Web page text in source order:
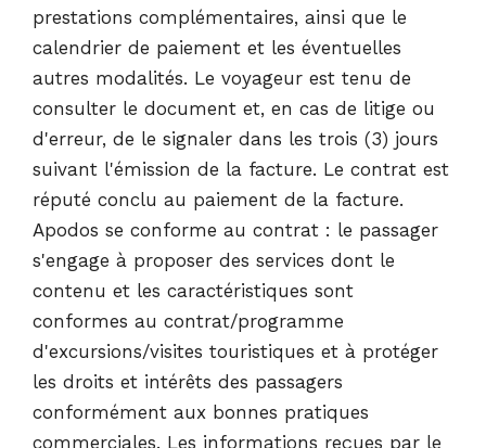
prestations complémentaires, ainsi que le
calendrier de paiement et les éventuelles
autres modalités. Le voyageur est tenu de
consulter le document et, en cas de litige ou
d'erreur, de le signaler dans les trois (3) jours
suivant l'émission de la facture. Le contrat est
réputé conclu au paiement de la facture.
Apodos se conforme au contrat : le passager
s'engage à proposer des services dont le
contenu et les caractéristiques sont
conformes au contrat/programme
d'excursions/visites touristiques et à protéger
les droits et intérêts des passagers
conformément aux bonnes pratiques
commerciales. Les informations reçues par le